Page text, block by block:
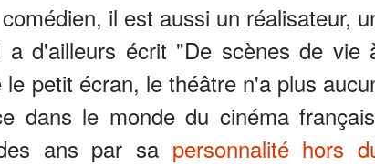
il est aussi un réalisateur,
d'ailleurs écrit "De scènes de vie
petit écran, le théâtre n'a plus
dans le monde du cinéma
ans par sa personnalité hors